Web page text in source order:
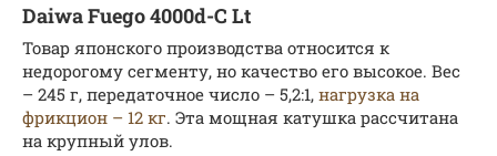
Daiwa Fuego 4000d-C Lt
Товар японского производства относится к
недорогому сегменту, но качество его высокое. Вес
– 245 г, передаточное число – 5,2:1, нагрузка на
фрикцион – 12 кг. Эта мощная катушка рассчитана
на крупный улов.